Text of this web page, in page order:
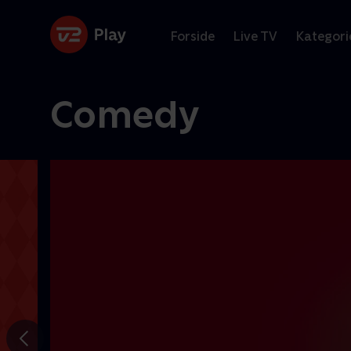
Forside Live TV
Comedy
Gå til